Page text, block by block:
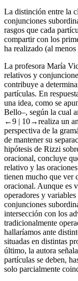
La distinción entre la
conjunciones
rasgos que cada
compartir con los
ha realizado (al
La profesora María
relativos y
contribuye a
partículas. En
una idea, como se
Bello–, según la cual
←9 | 10→realiza un
perspectiva de la
de mantener su
hipótesis de Rizzi
oracional, concluye
relativo y las
tienen mucho que ver
oracional. Aunque es
operadores y
conjunciones
intersección con los
tradicionalmente
hallaríamos ante
situadas en distintas
último, la autora
partículas se deben,
solo parcialmente